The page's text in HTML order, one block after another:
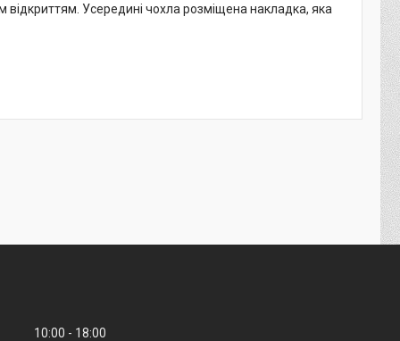
відкриттям. Усередині чохла розміщена накладка, яка
10:00
18:00